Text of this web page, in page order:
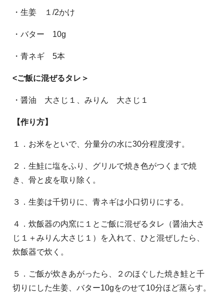
・生姜 １/2かけ
・バター 10g
・青ネギ 5本
<ご飯に混ぜるタレ＞
・醤油 大さじ１、みりん 大さじ１
【作り方】
１．お米をといで、分量分の水に30分程度浸す。
２．生鮭に塩をふり、グリルで焼き色がつくまで焼
き、骨と皮を取り除く。
３．生姜は千切りに、青ネギは小口切りにする。
４．炊飯器の内窯に１とご飯に混ぜるタレ（醤油大さ
じ１＋みりん大さじ１）を入れて、ひと混ぜしたら、
炊飯器で炊く。
５．ご飯が炊きあがったら、２のほぐした焼き鮭と千
切りにした生姜、バター10gをのせて10分ほど蒸らす。